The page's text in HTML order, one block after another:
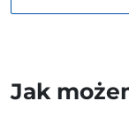
Jak